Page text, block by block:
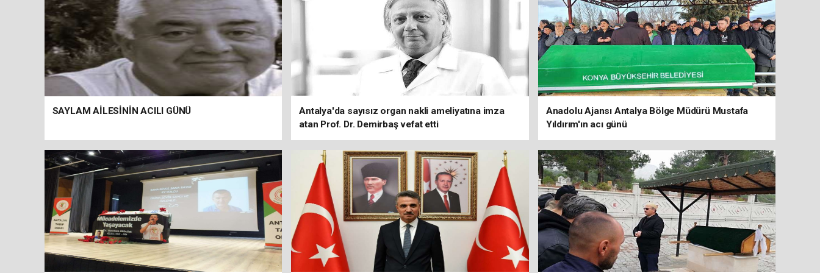
SAYLAM AİLESİNİN ACILI GÜNÜ
Antalya'da sayısız organ nakli ameliyatına imza
atan Prof. Dr. Demirbaş vefat etti
Anadolu Ajansı Antalya Bölge Müdürü Mustafa
Yıldırım'ın acı günü